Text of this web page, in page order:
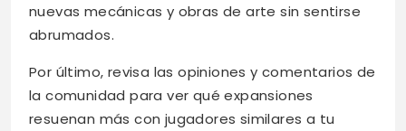
nuevas mecánicas y obras de arte sin sentirse
abrumados.
Por último, revisa las opiniones y comentarios de
la comunidad para ver qué expansiones
resuenan más con jugadores similares a tu